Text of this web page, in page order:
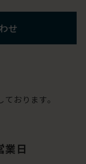
せ
おります。
業日